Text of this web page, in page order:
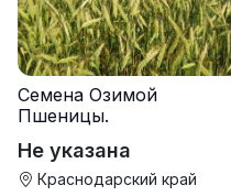
Семена Озимой
Пшеницы.
Не указана
Краснодарский край